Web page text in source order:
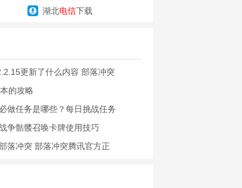
湖北电信下载
更新了什么内容 部落冲突
的攻略
做任务是哪些？每日挑战任务
争骷髅召唤卡牌使用技巧
落冲突 部落冲突腾讯官方正